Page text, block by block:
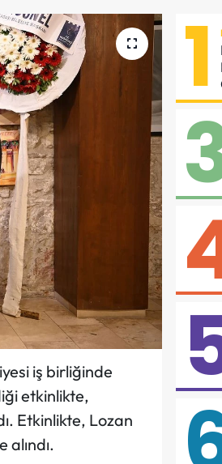
iş birliğinde
etkinlikte,
Etkinlikte, Lozan
1